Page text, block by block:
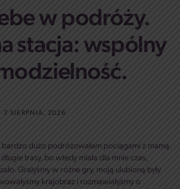
w podróży.
stacja: wspólny
7 SIERPNIA, 2026
bardzo dużo podróżowałam pociągami z mamą.
trasy, bo wtedy miała dla mnie czas,
Grałyśmy w różne gry, moją ulubioną były
krajobraz i rozmawiałyśmy o